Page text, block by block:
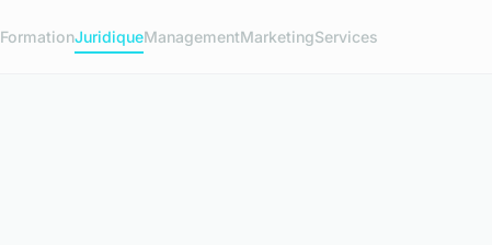
FormationJuridiqueManagementMarketingServices